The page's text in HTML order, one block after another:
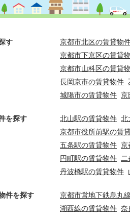
す
京都市北区の賃貸物
京都市下京区の賃貸
京都市山科区の賃貸
長岡京市の賃貸物件
城陽市の賃貸物件 京
を探す 北山駅の賃貸物件 北
京都市役所前駅の賃
五条駅の賃貸物件 京
円町駅の賃貸物件
丹波橋駅の賃貸物件
件を探す
京都市営地下鉄烏丸
湖西線の賃貸物件 奈